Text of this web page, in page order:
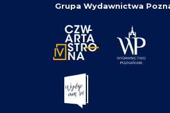
Grupa Wydawnictwa